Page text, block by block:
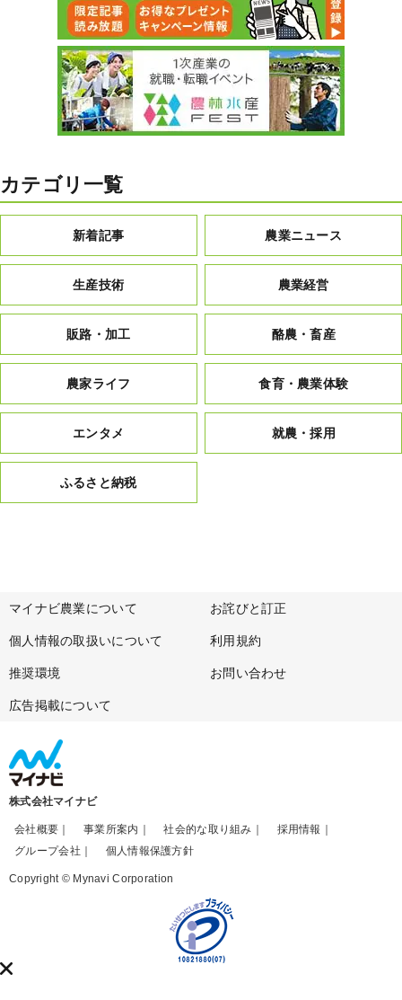
カテゴリ一覧
新着記事 農業ニュース
生産技術 農業経営
販路・加工 酪農・畜産
農家ライフ 食育・農業体験
エンタメ 就農・採用
ふるさと納税
マイナビ農業について お詫びと訂正
個人情報の取扱いについて 利用規約
推奨環境 お問い合わせ
広告掲載について
株式会社マイナビ
会社概要 事業所案内 社会的な取り組み
採用情報
グループ会社
個人情報保護方針
Copyright © Mynavi Corporation